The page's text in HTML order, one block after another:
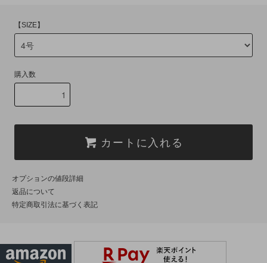
【SIZE】
購入数
カートに入れる
オプションの値段詳細
返品について
特定商取引法に基づく表記